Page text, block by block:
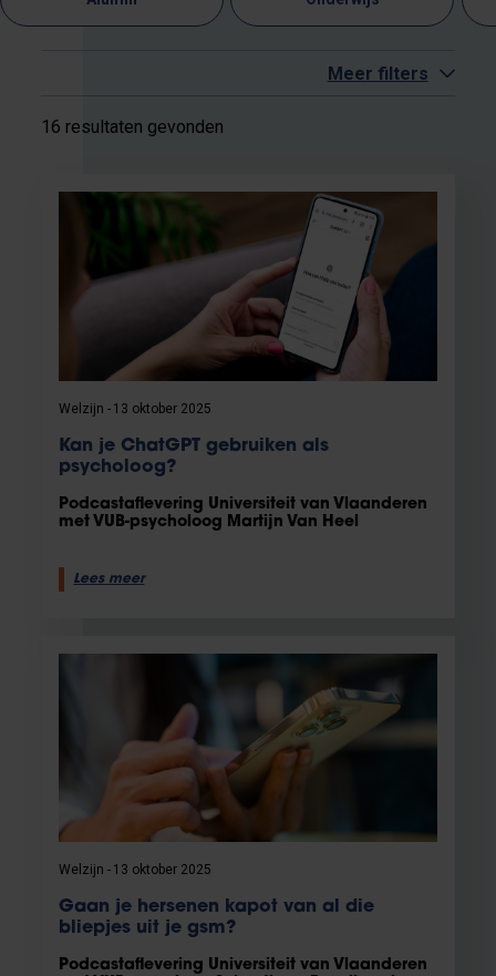
Meer filters
16 resultaten gevonden
Welzijn 13 oktober 2025
Kan je ChatGPT gebruiken als
psycholoog?
Podcastaflevering Universiteit van Vlaanderen
met VUB-psycholoog Martijn Van Heel
Lees meer
Welzijn 13 oktober 2025
Gaan je hersenen kapot van al die
bliepjes uit je gsm?
Podcastaflevering Universiteit van Vlaanderen